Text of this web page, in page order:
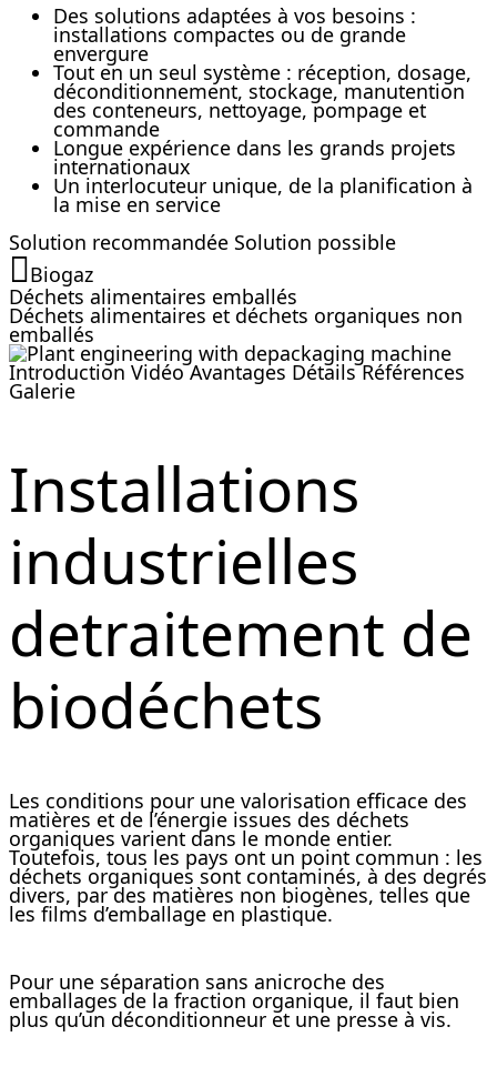
Des solutions adaptées à vos besoins :
installations compactes ou de grande
envergure
Tout en un seul système : réception, dosage,
déconditionnement, stockage, manutention
des conteneurs, nettoyage, pompage et
commande
Longue expérience dans les grands projets
internationaux
Un interlocuteur unique, de la planification à
la mise en service
Solution recommandée Solution possible
Biogaz
Déchets alimentaires emballés
Déchets alimentaires et déchets organiques non
emballés
Introduction VidéoAvantages DétailsRéférences
Galerie
Installations
industrielles
detraitement de
biodéchets
Les conditions pour une valorisation efficace des
matières et de l’énergie issues des déchets
organiques varient dans le monde entier.
Toutefois, tous les pays ont un point commun : les
déchets organiques sont contaminés, à des degrés
divers, par des matières non biogènes, telles que
les films d’emballage en plastique.
Pour une séparation sans anicroche des
emballages de la fraction organique, il faut bien
plus qu’un déconditionneur et une presse à vis.